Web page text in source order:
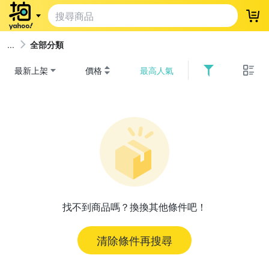
登
全部分類
最新上架 價格 最高人氣
找不到商品嗎？換換其他條件吧！
清除條件再搜尋